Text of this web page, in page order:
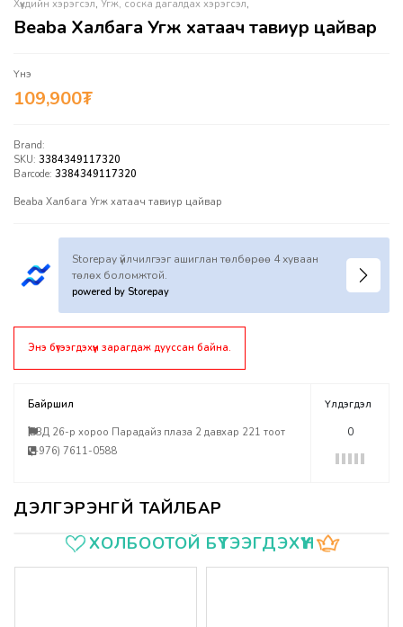
Хүүхдийн хэрэгсэл, Угж, соска дагалдах хэрэгсэл,
Beaba Халбага Угж хатаач тавиур цайвар
Үнэ
109,900₮
Brand:
SKU: 3384349117320
Barcode: 3384349117320
Beaba Халбага Угж хатаач тавиур цайвар
Storepay үйлчилгээг ашиглан төлбөрөө 4 хуваан
төлөх боломжтой.
powered by Storepay
Энэ бүтээгдэхүүн зарагдаж дууссан байна.
Байршил
БЗД 26-р хороо Парадайз плаза 2 давхар 221 тоот
(+976) 7611-0588
Үлдэгдэл
0
ҮзүүлэлтүүдХОЛБООТОЙ БҮТЭЭГДЭХҮҮН